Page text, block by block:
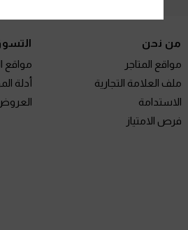
من نحن
مواقع المتاجر
ملف العلامة التجارية
الاستدامة
فرص الامتياز
مواقع
أدلة